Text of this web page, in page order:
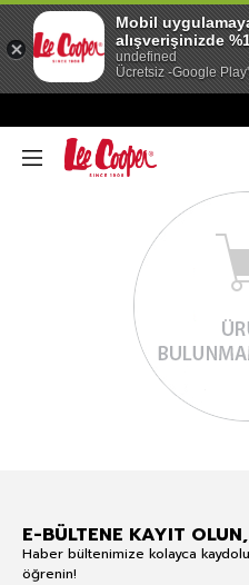
E-BÜLTENE KAYIT
Haber bültenimize kolayca
öğrenin!
Mobil
alışverişinizde
undefined
Ücretsiz -Google